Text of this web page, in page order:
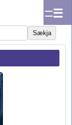
☰
Sækja